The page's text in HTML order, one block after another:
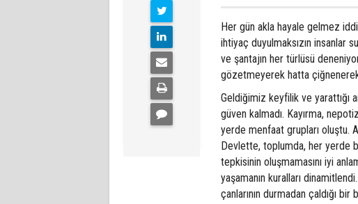
Her gün akla hayale gelmez
ihtiyaç duyulmaksızın insanlar
ve şantajın her türlüsü
gözetmeyerek hatta
Geldiğimiz keyfilik ve yarattığı
güven kalmadı. Kayırma,
yerde menfaat grupları oluştu.
Devlette, toplumda, her yerde
tepkisinin oluşmamasını iyi
yaşamanın kuralları
çanlarının durmadan çaldığı